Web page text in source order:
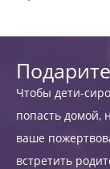
Чтобы дети-
попасть домой,
ваше
встретить